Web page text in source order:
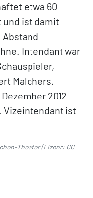
etwa 60
und ist damit
Intendant war
Malchers.
2012
Vizeintendant ist
Theater(Lizenz: CC